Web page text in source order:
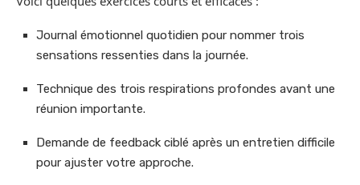
Journal émotionnel quotidien pour nommer trois
sensations ressenties dans la journée.
Technique des trois respirations profondes avant une
réunion importante.
Demande de feedback ciblé après un entretien difficile
pour ajuster votre approche.